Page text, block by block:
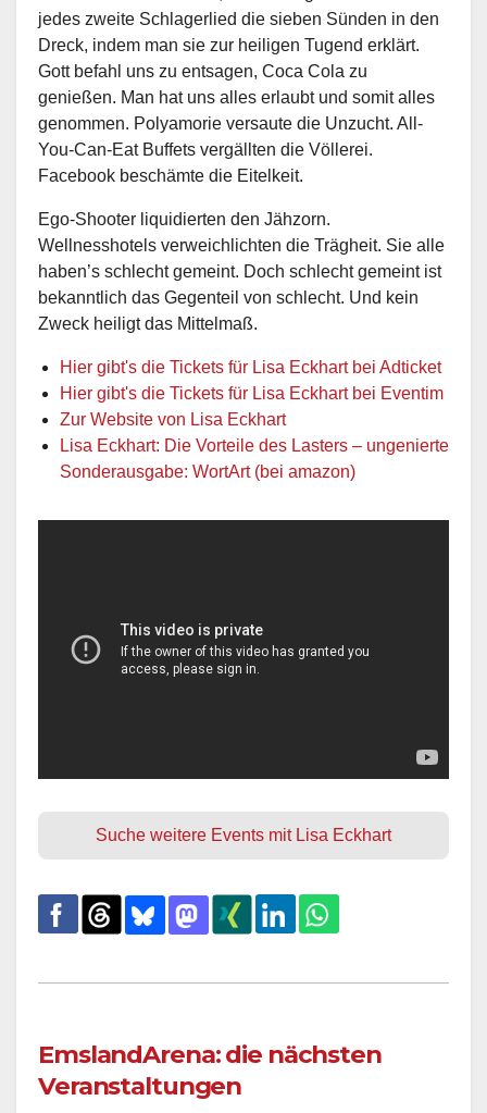
jedes zweite Schlagerlied die sieben Sünden in den
Dreck, indem man sie zur heiligen Tugend erklärt.
Gott befahl uns zu entsagen, Coca Cola zu
genießen. Man hat uns alles erlaubt und somit alles
genommen. Polyamorie versaute die Unzucht. All-
You-Can-Eat Buffets vergällten die Völlerei.
Facebook beschämte die Eitelkeit.
Ego-Shooter liquidierten den Jähzorn.
Wellnesshotels verweichlichten die Trägheit. Sie alle
haben’s schlecht gemeint. Doch schlecht gemeint ist
bekanntlich das Gegenteil von schlecht. Und kein
Zweck heiligt das Mittelmaß.
Hier gibt's die Tickets für Lisa Eckhart bei Adticket
Hier gibt's die Tickets für Lisa Eckhart bei Eventim
Zur Website von Lisa Eckhart
Lisa Eckhart: Die Vorteile des Lasters – ungenierte
Sonderausgabe: WortArt (bei amazon)
Suche weitere Events mit Lisa Eckhart
EmslandArena: die nächsten
Veranstaltungen